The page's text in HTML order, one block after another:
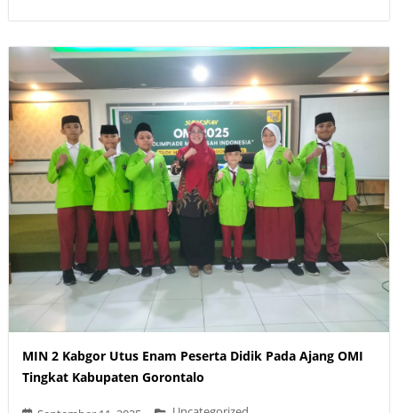
MIN 2 Kabgor Utus Enam Peserta Didik Pada Ajang OMI
Tingkat Kabupaten Gorontalo